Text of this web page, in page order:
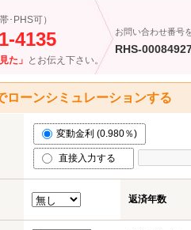
･PHS可）
4135
た」 とお伝え下さい。
お問い合わせ番号
RHS-
ローンシミュレーションする
変動金利 (0.980％)
直接入力する
返済年数